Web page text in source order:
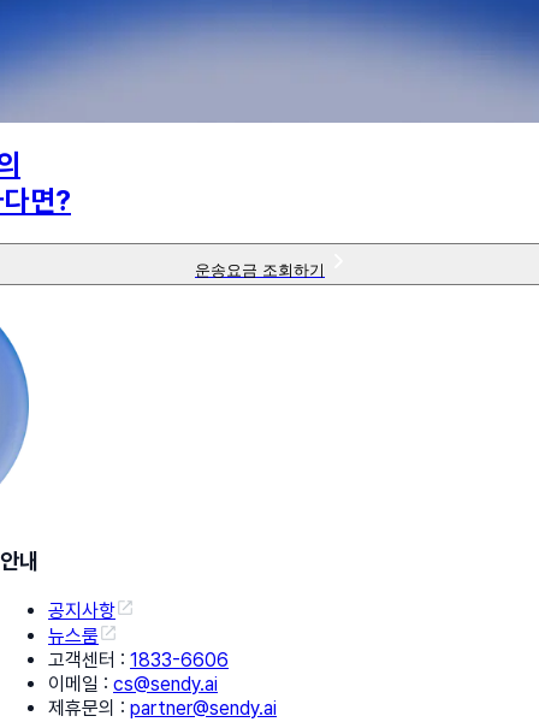
면?
운송요금 조회하기
안내
공지사항
뉴스룸
고객센터 : 1833-6606
이메일 : cs@sendy.ai
제휴문의 : partner@sendy.ai